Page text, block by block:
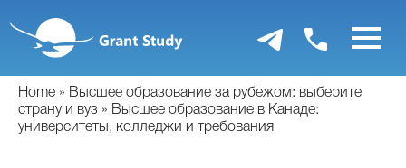
основному
содержанию
Home
Высшее образование за рубежом: выберите
страну и вуз
Высшее образование в Канаде:
университеты, колледжи и требования